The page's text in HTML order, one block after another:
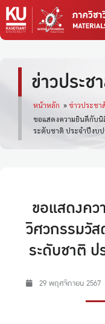
ข่าวประ
หน้าหลัก » ข่าวประช
ขอแสดงความยินดีกับนิ
ระดับชาติ ประจำปีงบ
ขอแสดงค
วิศวกรรมวัส
ระดับชาติ ป
29 พฤศจิกายน 2567